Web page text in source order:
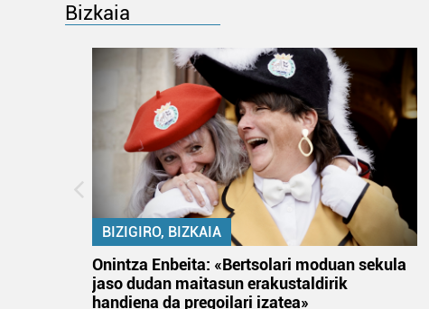
Bizkaia
BIZIGIRO, BIZKAIA
Onintza Enbeita: «Bertsolari moduan sekula
jaso dudan maitasun erakustaldirik
handiena da pregoilari izatea»